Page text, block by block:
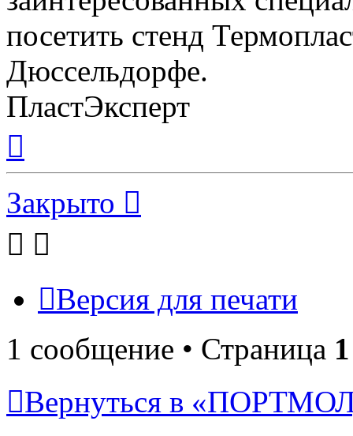
посетить стенд
Дюссельдорфе.
ПластЭксперт
началу
Закрыто
Версия для печати
1 сообщение • Страница 1
Вернуться в